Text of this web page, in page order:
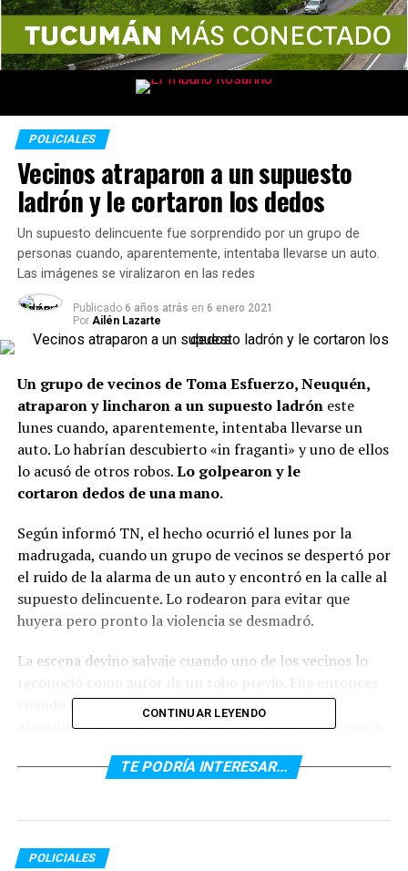
POLICIALES
Vecinos atraparon a un supuesto
ladrón y le cortaron los dedos
Un supuesto delincuente fue sorprendido por un grupo de
personas cuando, aparentemente, intentaba llevarse un auto.
Las imágenes se viralizaron en las redes
Publicado 6 años atrás en 6 enero 2021
Por Ailén Lazarte
Un grupo de vecinos de Toma Esfuerzo, Neuquén,
atraparon y lincharon a un supuesto ladrón este
lunes cuando, aparentemente, intentaba llevarse un
auto. Lo habrían descubierto «in fraganti» y uno de ellos
lo acusó de otros robos.Lo golpearon y le
cortaron dedos de una mano.
Según informó TN, el hecho ocurrió el lunes por la
madrugada, cuando un grupo de vecinos se despertó por
el ruido de la alarma de un auto y encontró en la calle al
supuesto delincuente. Lo rodearon para evitar que
huyera pero pronto la violencia se desmadró.
La escena devino salvaje cuando uno de los vecinos lo
cuando lo mutilarony después lo dejaron
abandonado,bajo una suerte de pacto de silencio para
hurto de ropa colgada en la soga de un patio hasta una
CONTINUAR LEYENDO
TE PODRÍA INTERESAR...
POLICIALES